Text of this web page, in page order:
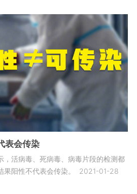
表会传染
，活病毒、死病毒、病毒片段的检测都
阳性不代表会传染。
2021-01-28